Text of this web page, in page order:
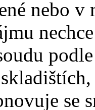
nebo
se